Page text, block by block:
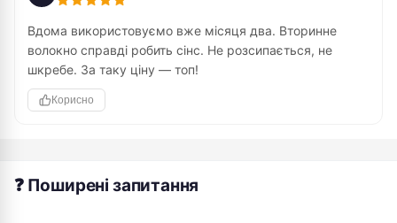
Вдома використовуємо вже місяця два. Вторинне
волокно справді робить сінс. Не розсипається, не
шкребе. За таку ціну — топ!
Корисно
❓ Поширені запитання